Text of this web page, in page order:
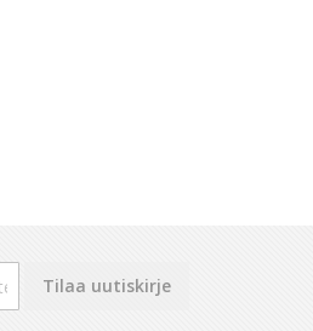
Tilaa uutiskirje